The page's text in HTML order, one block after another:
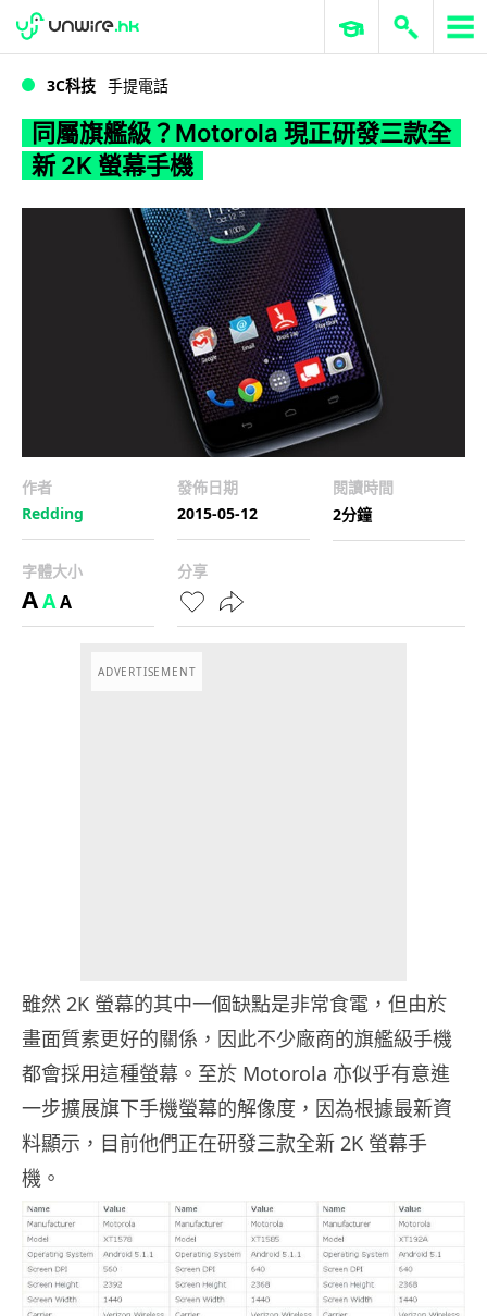
WWDC 2026 ERP 與商業 AI
3C科技 手提電話
同屬旗艦級？Motorola 現正研發三款全
新 2K 螢幕手機
作者
Redding
發佈日期
2015-05-12
閱讀時間
2分鐘
字體大小
AAA
分享
ADVERTISEMENT
雖然 2K 螢幕的其中一個缺點是非常食電，但由於
畫面質素更好的關係，因此不少廠商的旗艦級手機
都會採用這種螢幕。至於 Motorola 亦似乎有意進
一步擴展旗下手機螢幕的解像度，因為根據最新資
料顯示，目前他們正在研發三款全新 2K 螢幕手
機。